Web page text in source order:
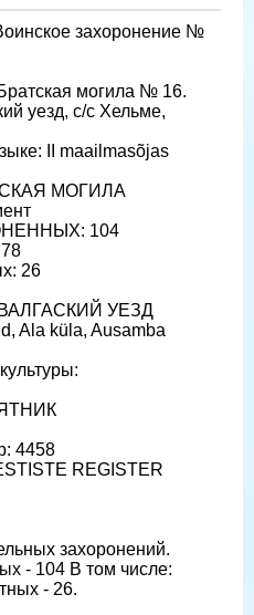
захоронение №
могила № 16.
уезд, с/с Хельме,
II maailmasõjas
МОГИЛА
104
26
ВАЛГАСКИЙ УЕЗД
Ala küla, Ausamba
4458
REGISTER
захоронений.
- 104 В том числе:
- 26.